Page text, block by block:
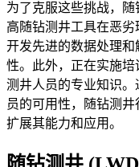
为了克服这些挑战，
高随钻测井工具在恶
开发先进的数据处理
性。此外，正在实施
测井人员的专业知识
员的可用性，随钻测
扩展其能力和应用。